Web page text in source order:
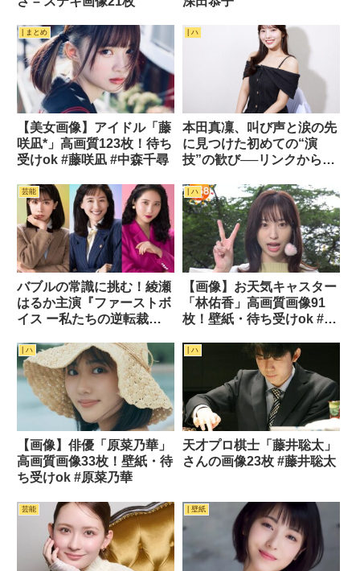
| まとめ
【美女画像】アイドル「藤
咲凪*」高画質123枚！待ち
受けok #藤咲凪 #中森千尋
| ハ
本田真凜、叫び声と涙の先
に見つけた初めての“演
技”の歓び──リンクからス
芸能
バブルの常識に挑む！綾瀬
はるか主演『ファーストボ
イス ー私たちの逆転裁判
ドラマ【2026年10月2日
(金)全国公開】
| ハ
【画像】お天気キャスター
「林佑香」高画質画像91
枚！壁紙・待ち受けok #林
| ハ
【画像】俳優「原菜乃華」
高画質画像33枚！壁紙・待
ち受けok #原菜乃華
| ハ
天才プロ棋士「藤井聡太」
さんの画像23枚 #藤井聡太
芸能 | 壁紙